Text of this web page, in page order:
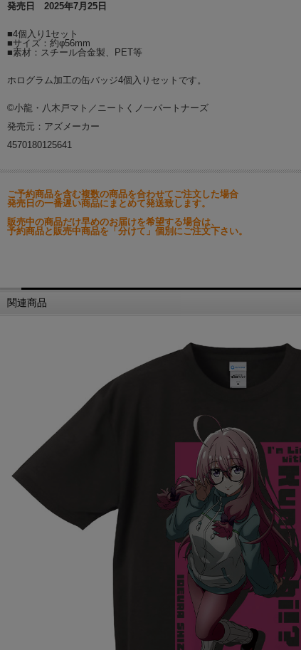
発売日 2025年7月25日
■4個入り1セット
■サイズ：約φ56mm
■素材：スチール合金製、PET等
ホログラム加工の缶バッジ4個入りセットです。
©小龍・八木戸マト／ニートくノ一パートナーズ
発売元：アズメーカー
4570180125641
ご予約商品を含む複数の商品を合わせてご注文した場合
発売日の一番遅い商品にまとめて発送致します。
販売中の商品だけ早めのお届けを希望する場合は、
予約商品と販売中商品を「分けて」個別にご注文下さい。
関連商品